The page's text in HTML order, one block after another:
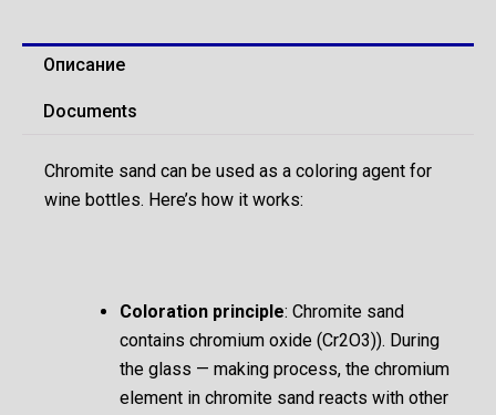
Описание
Documents
Chromite sand can be used as a coloring agent for
wine bottles. Here’s how it works:
Coloration principle: Chromite sand
contains chromium oxide (Cr2O3)). During
the glass — making process, the chromium
element in chromite sand reacts with other